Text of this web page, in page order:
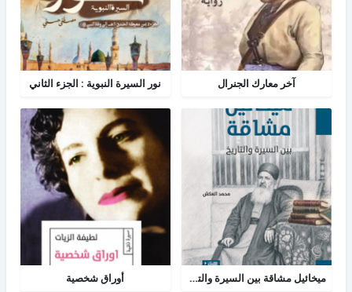
آخر معارك الجنرال نور السيرة النبوية : الجزء الثاني
ميخائيل مشاقة بين السيرة والتاريخ أوراق شخصية